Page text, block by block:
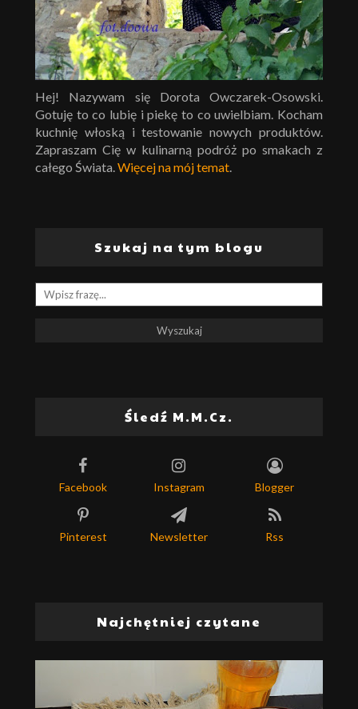
Hej! Nazywam się Dorota Owczarek-Osowski.
Gotuję to co lubię i piekę to co uwielbiam. Kocham
kuchnię włoską i testowanie nowych produktów.
Zapraszam Cię w kulinarną podróż po smakach z
całego Świata. Więcej na mój temat
Szukaj na tym blogu
Śledź M.M.Cz.
Facebook Instagram Blogger
Pinterest Newsletter Rss
Najchętniej czytane